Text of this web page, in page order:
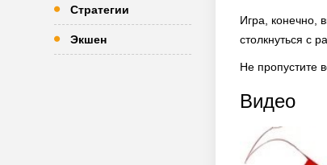
Стратегии
Экшен
Игра, конечно,
столкнуться с
Не пропустите
Видео